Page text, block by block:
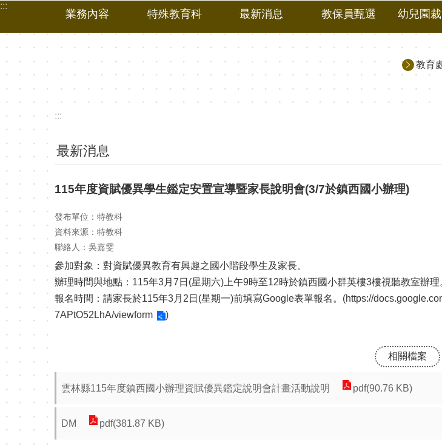
跳到主要內容區塊
:::
業務內容 特殊教育科 最新消息 教保員甄選 幼兒園
教育
:::
最新消息
115年度資賦優異學生鑑定安置宣導暨家長說明會(3/7於鎮西國小辦理)
發布單位：特教科
資料來源：特教科
聯絡人：吳嘉雯
參加對象：對資賦優異教育有興趣之國小階段學生及家長。
辦理時間與地點：115年3月7日(星期六)上午9時至12時於鎮西國小群英樓3樓視聽教室辦理
報名時間：請家長於115年3月2日(星期一)前填寫Google表單報名。(https://
7APtO52LhA/viewform
)
相關檔案
雲林縣115年度鎮西國小辦理資賦優異鑑定說明會計畫活動說明 pdf(90.76 KB)
DM pdf(381.87 KB)